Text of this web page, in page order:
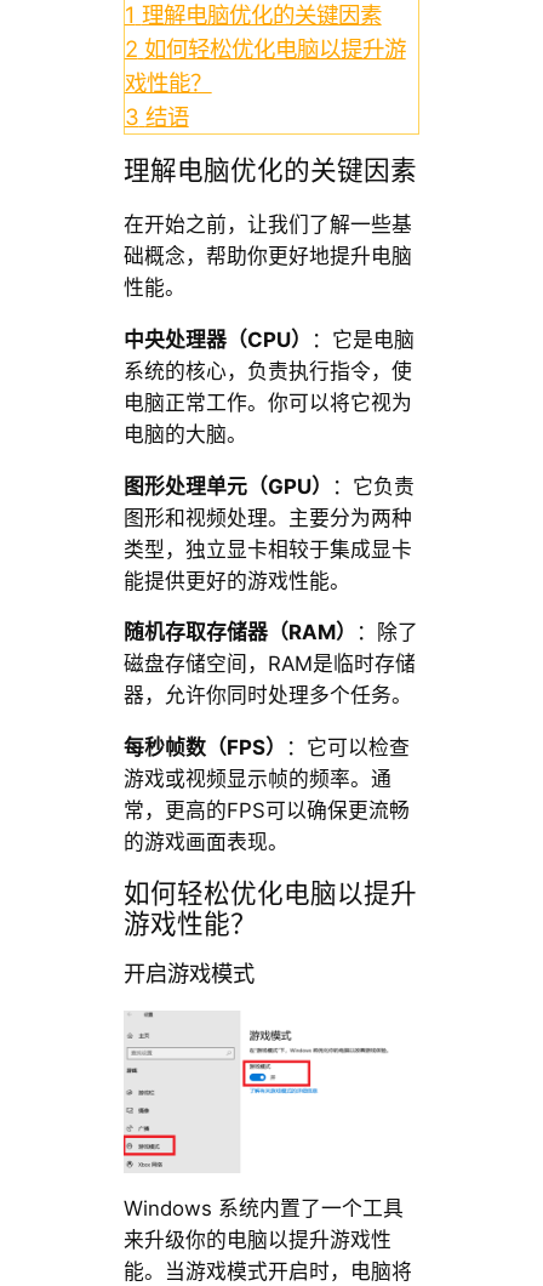
1 理解电脑优化的关键因素
2 如何轻松优化电脑以提升游
戏性能？
3 结语
理解电脑优化的关键因素
在开始之前，让我们了解一些基
础概念，帮助你更好地提升电脑
性能。
中央处理器（CPU）
：它是电脑
系统的核心，负责执行指令，使
电脑正常工作。你可以将它视为
电脑的大脑。
图形处理单元（GPU）
：它负责
图形和视频处理。主要分为两种
类型，独立显卡相较于集成显卡
能提供更好的游戏性能。
随机存取存储器（RAM）
：除了
磁盘存储空间，RAM是临时存储
器，允许你同时处理多个任务。
每秒帧数（FPS）
：它可以检查
游戏或视频显示帧的频率。通
常，更高的FPS可以确保更流畅
的游戏画面表现。
如何轻松优化电脑以提升
游戏性能？
开启游戏模式
Windows 系统内置了一个工具
来升级你的电脑以提升游戏性
能。当游戏模式开启时，电脑将